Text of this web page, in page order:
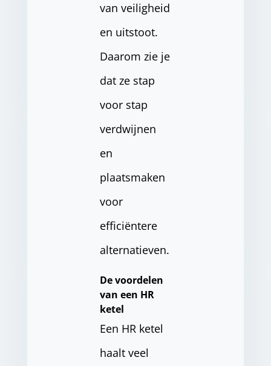
van veiligheid
en uitstoot.
Daarom zie je
dat ze stap
voor stap
verdwijnen
en
plaatsmaken
voor
efficiëntere
alternatieven.
De voordelen
van een HR
ketel
Een HR ketel
haalt veel